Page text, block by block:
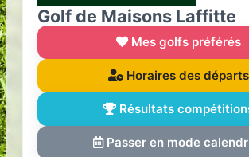
Golf de Maisons Laffitte
Mes golfs préférés
Horaires des départs
Résultats
Passer en mode